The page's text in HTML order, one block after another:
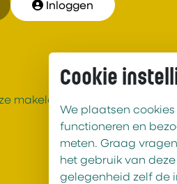
Inloggen
makelaars
Uden
Aanmelden
Inloggen
Cookie
We plaatsen
functioneren en
meten. Graag
het gebruik van
gelegenheid zelf de